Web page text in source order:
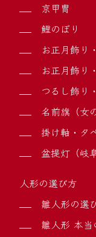
京甲冑
鯉のぼり
お正月飾り
お正月飾り
つるし飾り
名前旗（女
掛け軸・タ
盆提灯（岐
人形の選び方
雛人形の選
雛人形 本当